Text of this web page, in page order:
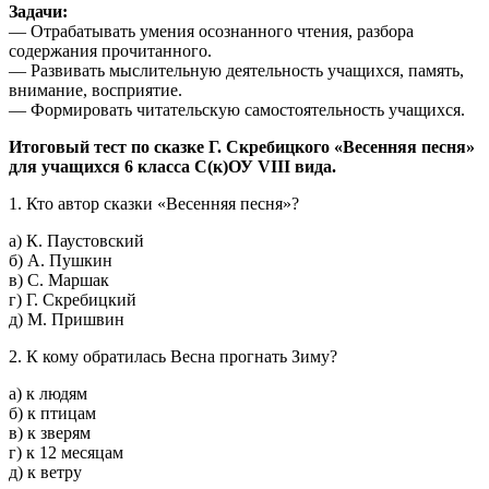
Задачи:
— Отрабатывать умения осознанного чтения, разбора
содержания прочитанного.
— Развивать мыслительную деятельность учащихся, память,
внимание, восприятие.
— Формировать читательскую самостоятельность учащихся.
Итоговый тест по сказке Г. Скребицкого «Весенняя песня»
для учащихся 6 класса С(к)ОУ VIII вида.
1. Кто автор сказки «Весенняя песня»?
а) К. Паустовский
б) А. Пушкин
в) С. Маршак
г) Г. Скребицкий
д) М. Пришвин
2. К кому обратилась Весна прогнать Зиму?
а) к людям
б) к птицам
в) к зверям
г) к 12 месяцам
д) к ветру